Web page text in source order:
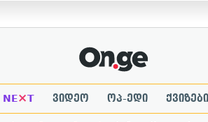
NE×T ვიდეო ოპ-ედი ქვიზები